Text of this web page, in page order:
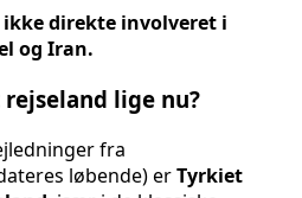
direkte involveret i
og Iran.
lige nu?
fra
løbende) erTyrkiet